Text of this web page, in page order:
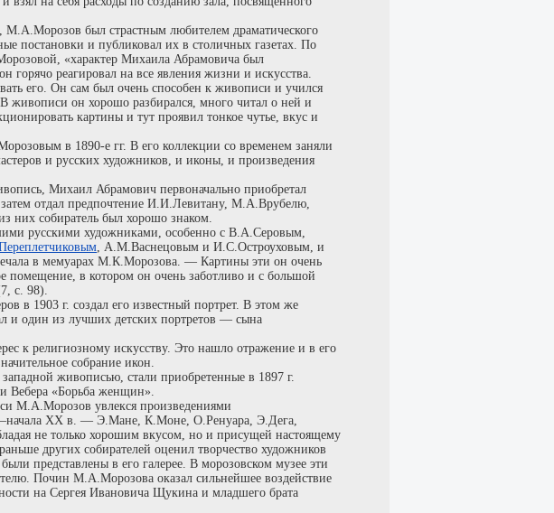
был страстным любителем драматического
постановки и публиковал их в столичных газетах. По
«характер Михаила Абрамовича был
горячо реагировал на все явления жизни и искусства.
его. Он сам был очень способен к живописи и учился
живописи он хорошо разбирался, много читал о ней и
картины и тут проявил тонкое чутье, вкус и
в 1890-е гг. В его коллекции со временем заняли
и русских художников, и иконы, и произведения
Михаил Абрамович первоначально приобретал
отдал предпочтение И.И.Левитану, М.А.Врубелю,
собиратель был хорошо знаком.
русскими художниками, особенно с В.А.Серовым,
, А.М.Васнецовым и И.С.Остроуховым, и
в мемуарах М.К.Морозова. — Картины эти он очень
помещение, в котором он очень заботливо и с большой
с. 98).
в 1903 г. создал его известный портрет. В этом же
и один из лучших детских портретов — сына
к религиозному искусству. Это нашло отражение и в его
собрание икон.
живописью, стали приобретенные в 1897 г.
Вебера «Борьба женщин».
М.А.Морозов увлекся произведениями
XX в. — Э.Мане, К.Моне, О.Ренуара, Э.Дега,
не только хорошим вкусом, но и присущей настоящему
других собирателей оценил творчество художников
представлены в его галерее. В морозовском музее эти
Почин М.А.Морозова оказал сильнейшее воздействие
на Сергея Ивановича Щукина и младшего брата